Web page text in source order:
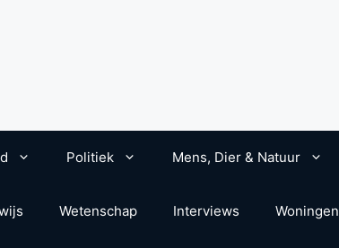
Politiek Mens, Dier & Natuur
Wetenschap Interviews Woningen